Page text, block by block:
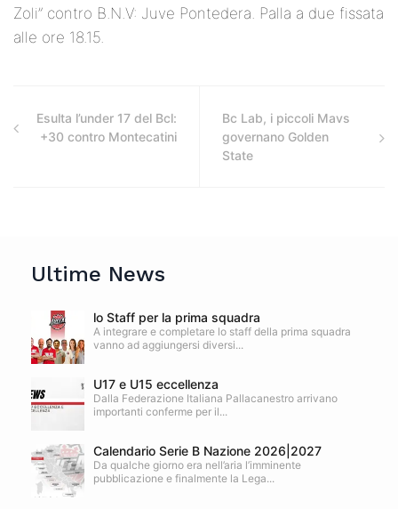
Zoli” contro B.N.V: Juve Pontedera. Palla a due fissata
alle ore 18.15.
Esulta l’under 17 del Bcl:
+30 contro Montecatini
Bc Lab, i piccoli Mavs
governano Golden
State
Ultime News
lo Staff per la prima squadra
A integrare e completare lo staff della prima squadra
vanno ad aggiungersi diversi...
U17 e U15 eccellenza
Dalla Federazione Italiana Pallacanestro arrivano
importanti conferme per il...
Calendario Serie B Nazione 2026|2027
Da qualche giorno era nell’aria l’imminente
pubblicazione e finalmente la Lega...